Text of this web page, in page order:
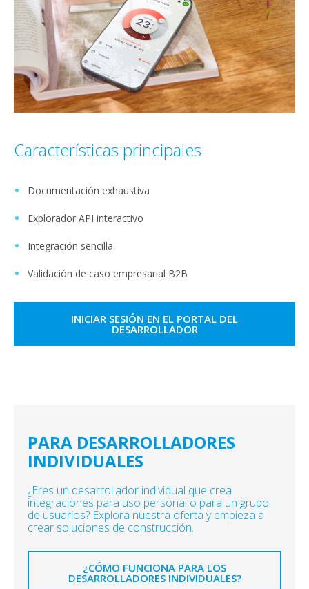
Características principales
Documentación exhaustiva
Explorador API interactivo
Integración sencilla
Validación de caso empresarial B2B
INICIAR SESIÓN EN EL PORTAL DEL
DESARROLLADOR
PARA DESARROLLADORES
INDIVIDUALES
¿Eres un desarrollador individual que crea
integraciones para uso personal o para un grupo
de usuarios? Explora nuestra oferta y empieza a
crear soluciones de construcción.
¿CÓMO FUNCIONA PARA LOS
DESARROLLADORES INDIVIDUALES?